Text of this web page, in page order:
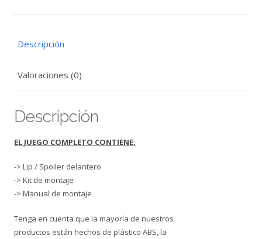
NEGRO
cantidad
Descripción
Valoraciones (0)
Descripción
EL JUEGO COMPLETO CONTIENE:
-> Lip / Spoiler delantero
-> Kit de montaje
-> Manual de montaje
Tenga en cuenta que la mayoría de nuestros
productos están hechos de plástico ABS, la